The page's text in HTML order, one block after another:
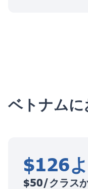
ベトナム
$126
$50/クラス